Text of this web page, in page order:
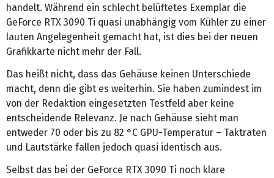
handelt. Während ein schlecht belüftetes Exemplar die
GeForce RTX 3090 Ti quasi unabhängig vom Kühler zu einer
lauten Angelegenheit gemacht hat, ist dies bei der neuen
Grafikkarte nicht mehr der Fall.
Das heißt nicht, dass das Gehäuse keinen Unterschiede
macht, denn die gibt es weiterhin. Sie haben zumindest im
von der Redaktion eingesetzten Testfeld aber keine
entscheidende Relevanz. Je nach Gehäuse sieht man
entweder 70 oder bis zu 82 °C GPU-Temperatur – Taktraten
und Lautstärke fallen jedoch quasi identisch aus.
Selbst das bei der GeForce RTX 3090 Ti noch klare